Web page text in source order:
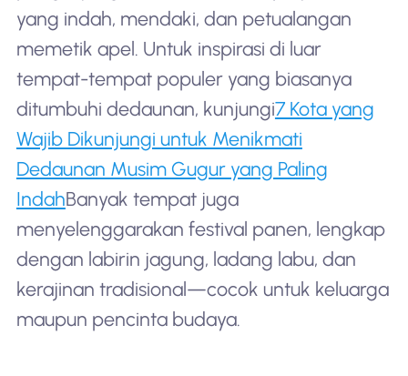
yang indah, mendaki, dan petualangan
memetik apel. Untuk inspirasi di luar
tempat-tempat populer yang biasanya
ditumbuhi dedaunan, kunjungi7 Kota yang
Wajib Dikunjungi untuk Menikmati
Dedaunan Musim Gugur yang Paling
IndahBanyak tempat juga
menyelenggarakan festival panen, lengkap
dengan labirin jagung, ladang labu, dan
kerajinan tradisional—cocok untuk keluarga
maupun pencinta budaya.